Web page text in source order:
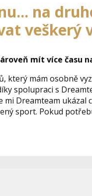
na
veškerý
mít více času
který mám osobně
spolupraci s
Dreamteam
sport. Pokud